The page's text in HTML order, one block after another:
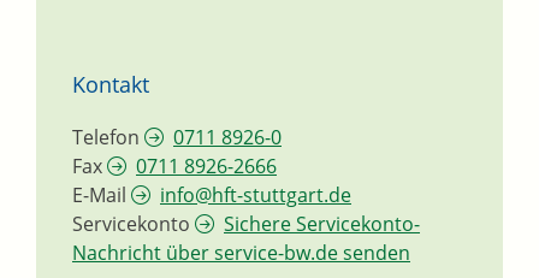
Kontakt
Telefon
0711 8926-0
Fax
0711 8926-2666
E-Mail
info@hft-stuttgart.de
Servicekonto
Sichere Servicekonto-
Nachricht über service-bw.de senden